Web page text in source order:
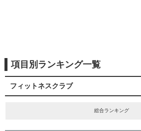
項目別ランキング一覧
フィットネスクラブ
総合ランキング